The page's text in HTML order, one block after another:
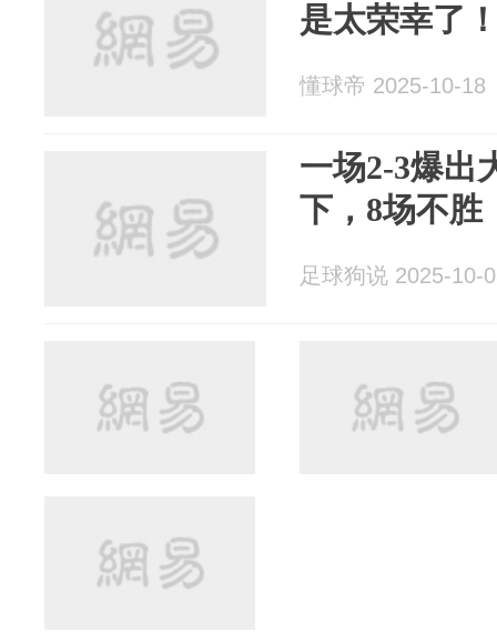
是太荣幸了
懂球帝 2025-10-18
一场2-3爆出
下，8场不胜
足球狗说 2025-10-